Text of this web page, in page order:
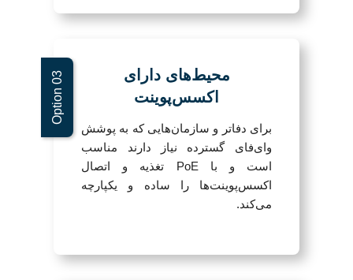
محیط‌های دارای
اکسس‌پوینت
برای دفاتر و سازمان‌هایی که به پوشش
وای‌فای گسترده نیاز دارند مناسب
است و با PoE تغذیه و اتصال
اکسس‌پوینت‌ها را ساده و یکپارچه
می‌کند.